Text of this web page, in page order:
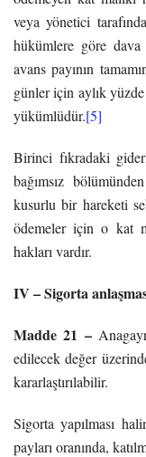
veya yönetici
hükümlere göre
avans payının
günler için aylık
yükümlüdür.[5]
Birinci fıkradaki
bağımsız
kusurlu bir hareketi
ödemeler için o kat
hakları vardır.
IV – Sigorta
Madde 21 –
edilecek değer
kararlaştırılabilir.
Sigorta yapılması
payları oranında,